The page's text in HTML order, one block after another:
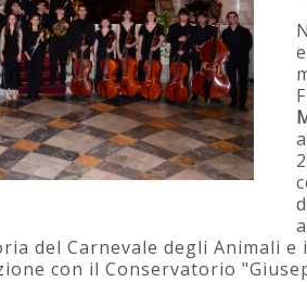
del Carnevale degli Animali
con il Conservatorio